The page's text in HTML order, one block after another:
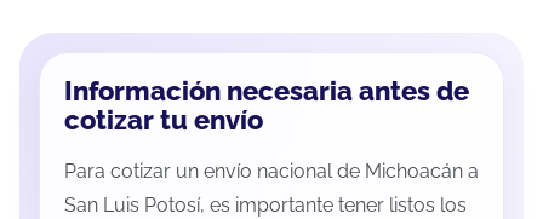
Información necesaria antes de
cotizar tu envío
Para cotizar un envío nacional de Michoacán a
San Luis Potosí, es importante tener listos los